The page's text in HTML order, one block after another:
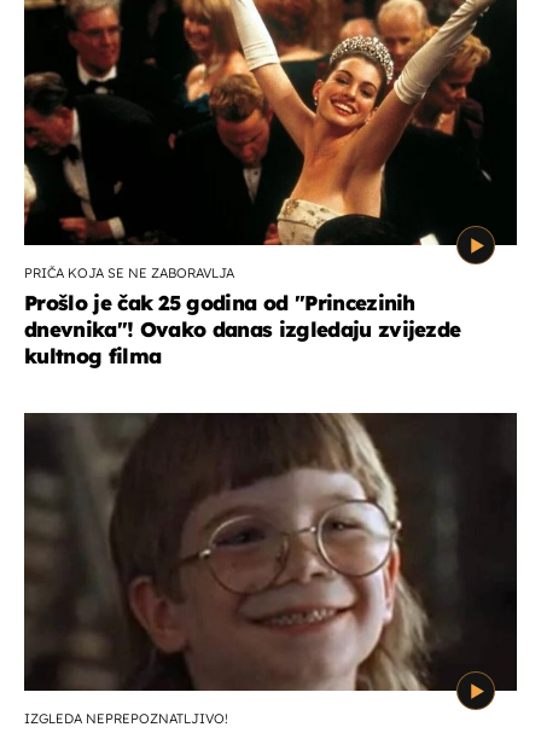
PRIČA KOJA SE NE ZABORAVLJA
Prošlo je čak 25 godina od ''Princezinih
dnevnika''! Ovako danas izgledaju zvijezde
kultnog filma
IZGLEDA NEPREPOZNATLJIVO!